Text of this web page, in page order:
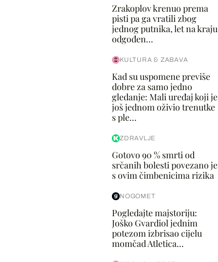
Zrakoplov krenuo prema
pisti pa ga vratili zbog
jednog putnika, let na kraju
odgođen...
KULTURA & ZABAVA
Kad su uspomene previše
dobre za samo jedno
gledanje: Mali uređaj koji je
još jednom oživio trenutke
s ple...
ZDRAVLJE
Gotovo 90 % smrti od
srčanih bolesti povezano je
s ovim čimbenicima rizika
NOGOMET
Pogledajte majstoriju:
Joško Gvardiol jednim
potezom izbrisao cijelu
momčad Atletica...